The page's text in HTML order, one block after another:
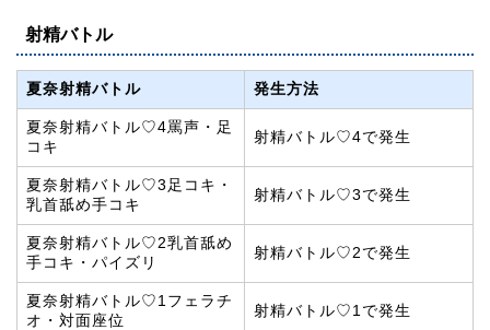
射精バトル
夏奈射精バトル 発生方法
夏奈射精バトル♡4罵声・足
コキ
射精バトル♡4で発生
夏奈射精バトル♡3足コキ・
乳首舐め手コキ
射精バトル♡3で発生
夏奈射精バトル♡2乳首舐め
手コキ・パイズリ
射精バトル♡2で発生
夏奈射精バトル♡1フェラチ
オ・対面座位
射精バトル♡1で発生